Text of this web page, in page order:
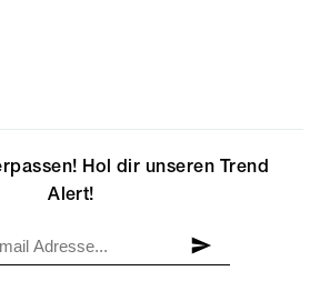
Hol dir unseren Trend
Alert!